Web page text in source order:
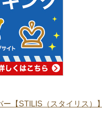
【STILIS（スタイリス）】